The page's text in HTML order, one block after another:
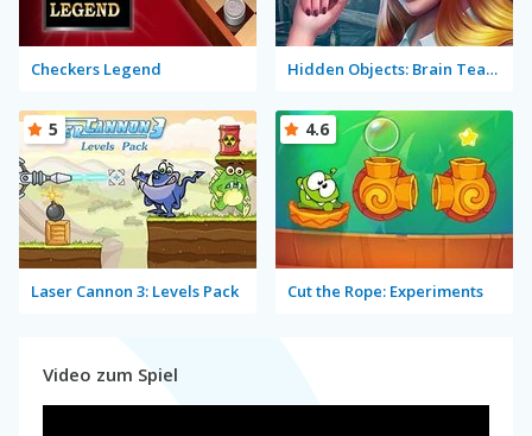
Checkers Legend Hidden Objects: Brain Teaser
Laser Cannon 3: Levels Pack
5
Cut the Rope: Experiments
4.6
Video zum Spiel